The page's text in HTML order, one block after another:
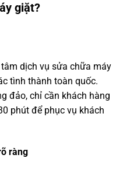
giặt?
dịch vụ sửa chữa máy
tình thành toàn quốc.
đảo, chỉ cần khách hàng
phút để phục vụ khách
ràng